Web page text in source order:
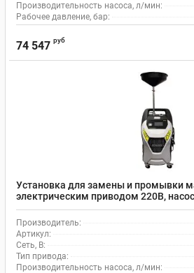
Производительность насоса, л/мин:
Рабочее давление, бар:
74 547 руб
Установка для замены и промывки
электрическим приводом 220В,
Ecotechnics Y1ATF0000000+KIT.ATF
Производитель:
Артикул:
Сеть, В:
Тип привода:
Производительность насоса, л/мин: